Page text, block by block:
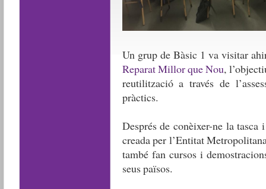
Un grup de Bàsic 1 va visitar
Reparat Millor que Nou,
reutilització a través de
pràctics.
Després de conèixer-ne la
creada per l’Entitat
també fan cursos i
seus països.